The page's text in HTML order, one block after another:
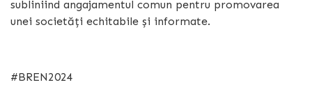
subliniind angajamentul comun pentru promovarea
unei societăți echitabile și informate.
#BREN2024